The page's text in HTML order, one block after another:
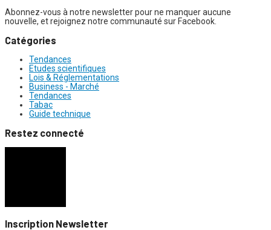
Abonnez-vous à notre newsletter pour ne manquer aucune
nouvelle, et rejoignez notre communauté sur Facebook.
Catégories
Tendances
Etudes scientifiques
Lois & Réglementations
Business - Marché
Tendances
Tabac
Guide technique
Restez connecté
Inscription Newsletter